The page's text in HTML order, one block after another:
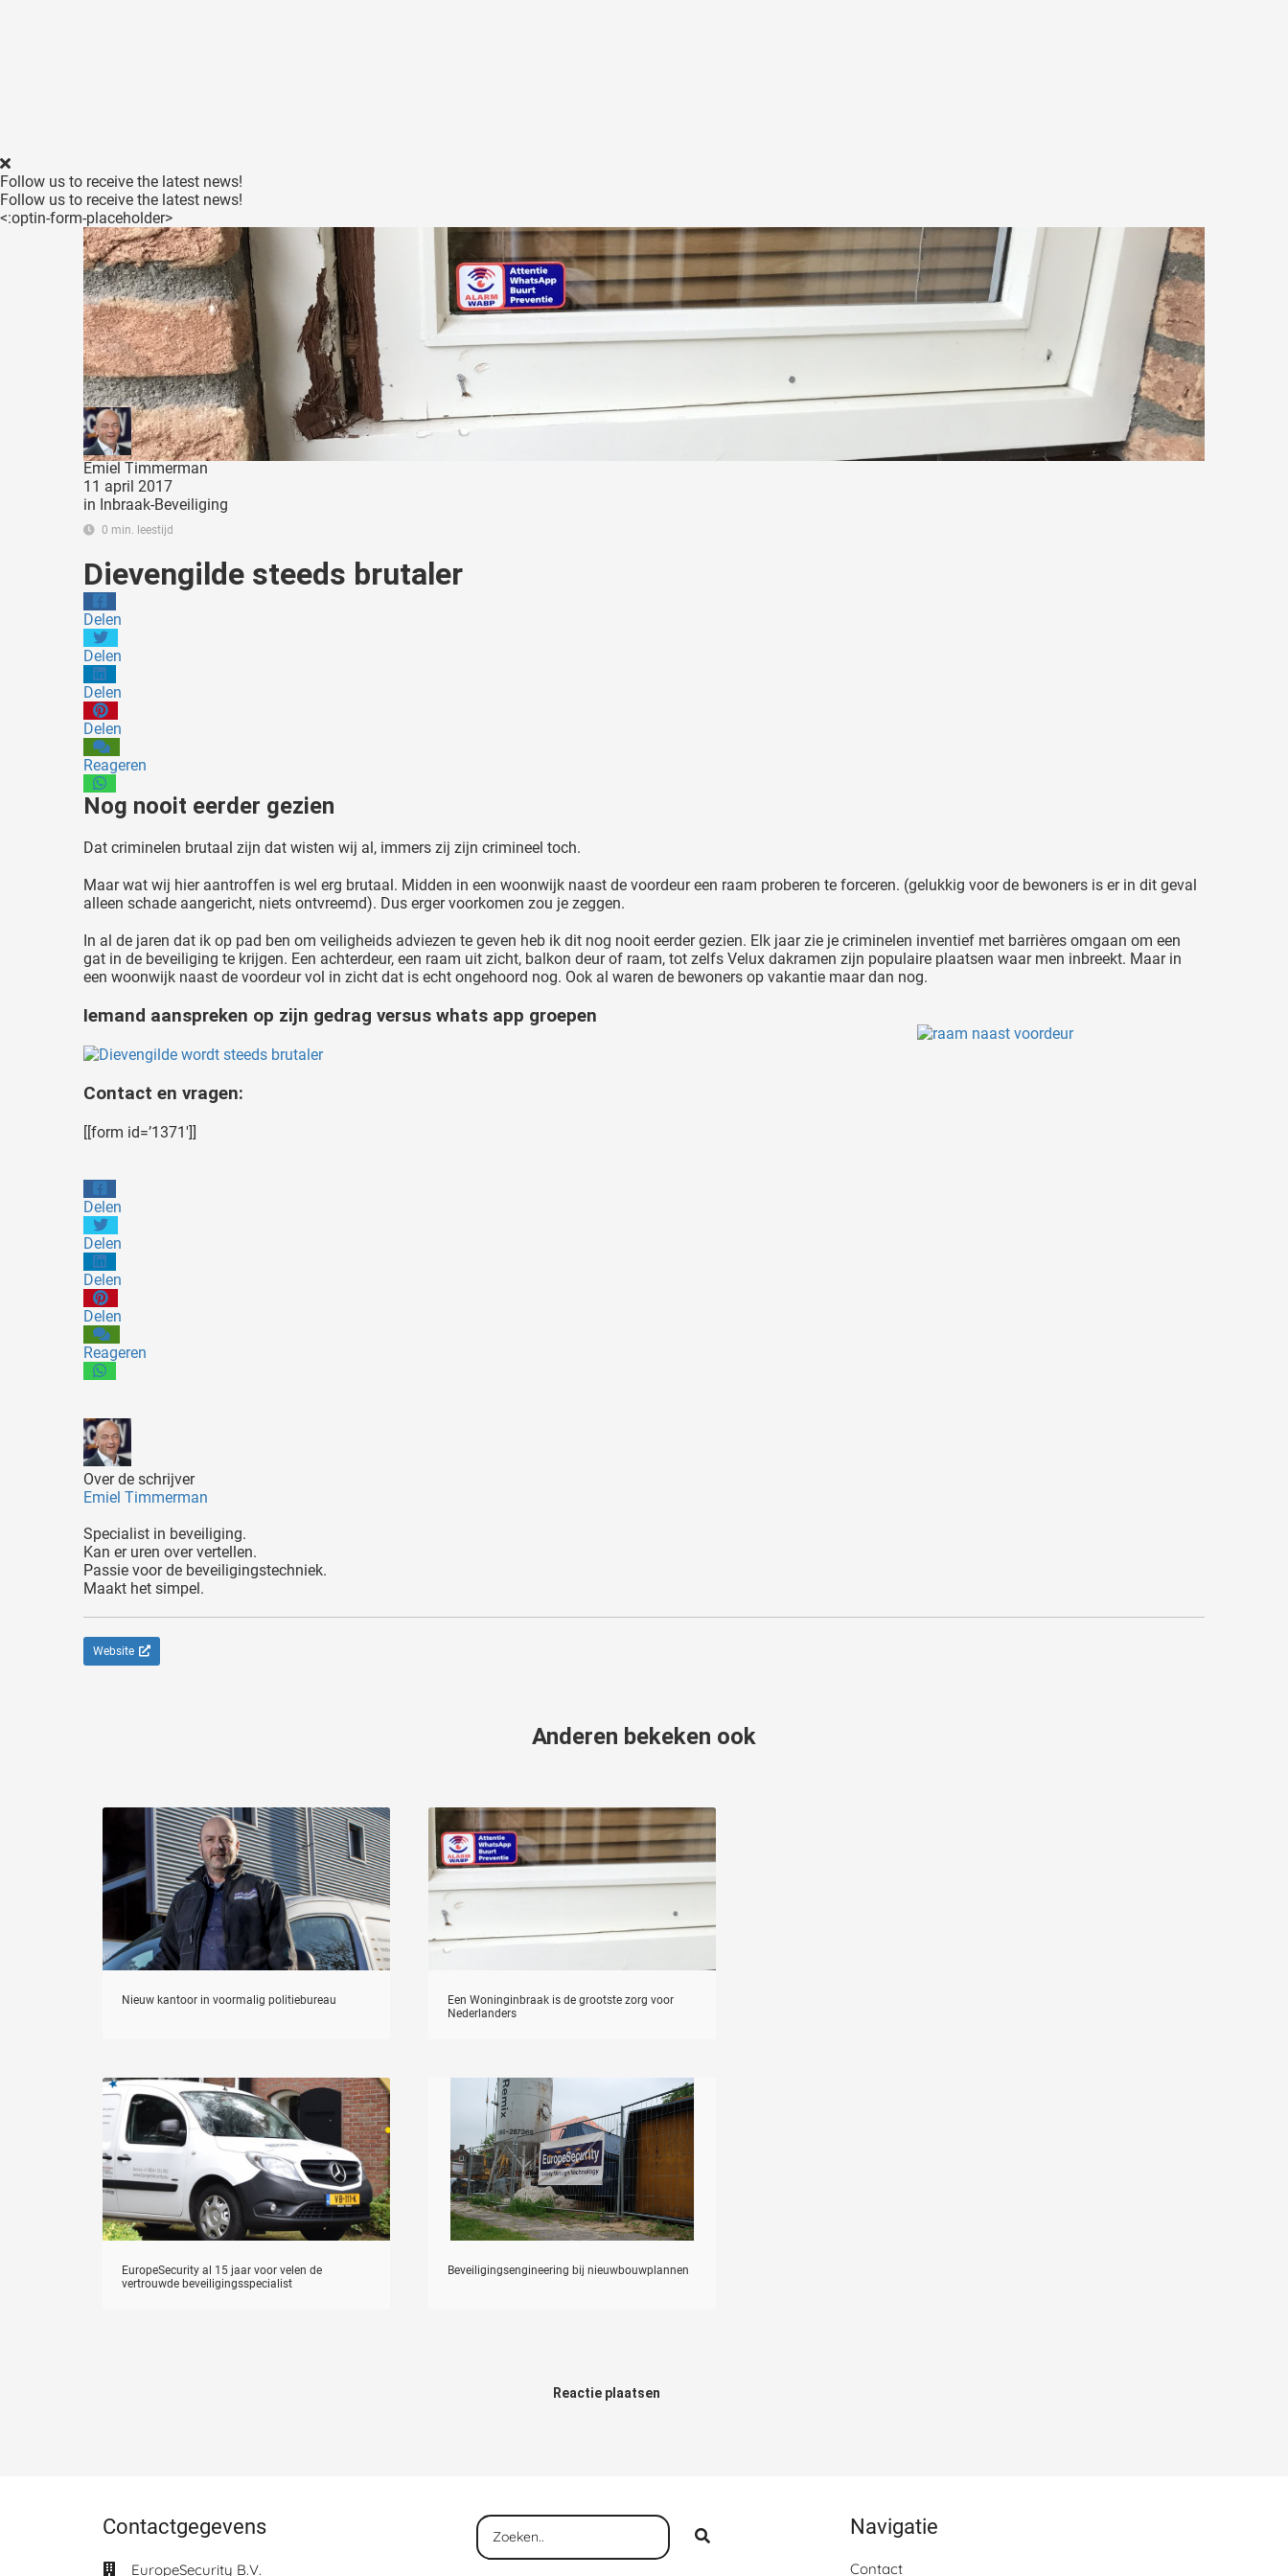
Follow us to receive the latest news!
Follow us to receive the latest news!
<:optin-form-placeholder>
Emiel Timmerman
11 april 2017
in Inbraak-Beveiliging
0 min. leestijd
Dievengilde steeds brutaler
Delen
Delen
Delen
Delen
Reageren
Nog nooit eerder gezien
Dat criminelen brutaal zijn dat wisten wij al, immers zij zijn crimineel toch.
Maar wat wij hier aantroffen is wel erg brutaal. Midden in een woonwijk naast de voordeur een raam proberen te forceren. (gelukkig voor de bewoners is er in dit geval
alleen schade aangericht, niets ontvreemd). Dus erger voorkomen zou je zeggen.
In al de jaren dat ik op pad ben om veiligheids adviezen te geven heb ik dit nog nooit eerder gezien. Elk jaar zie je criminelen inventief met barrières omgaan om een
gat in de beveiliging te krijgen. Een achterdeur, een raam uit zicht, balkon deur of raam, tot zelfs Velux dakramen zijn populaire plaatsen waar men inbreekt. Maar in
een woonwijk naast de voordeur vol in zicht dat is echt ongehoord nog. Ook al waren de bewoners op vakantie maar dan nog.
Iemand aanspreken op zijn gedrag versus whats app groepen
Contact en vragen:
[[form id=’1371′]]
Delen
Delen
Delen
Delen
Reageren
Over de schrijver
Emiel Timmerman
Specialist in beveiliging.
Kan er uren over vertellen.
Passie voor de beveiligingstechniek.
Maakt het simpel.
Website
Anderen bekeken ook
Nieuw kantoor in voormalig politiebureau
Een Woninginbraak is de grootste zorg voor
Nederlanders
EuropeSecurity al 15 jaar voor velen de
vertrouwde beveiligingsspecialist
Beveiligingsengineering bij nieuwbouwplannen
Reactie plaatsen
Contactgegevens
EuropeSecurity B.V.
Navigatie
Contact